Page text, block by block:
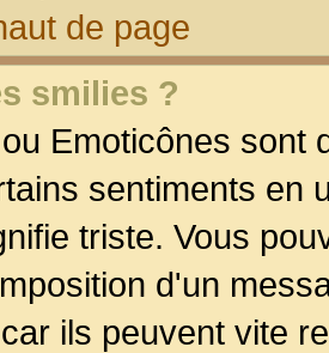
de page
smilies ?
Emoticônes sont
sentiments en
triste. Vous
d'un
ils peuvent vite